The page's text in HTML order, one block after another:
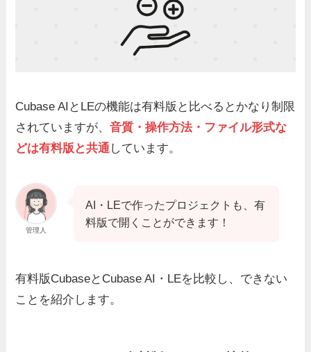
Cubase AIとLEの機能は有料版と比べるとかなり制限
されていますが、音質・操作方法・ファイル形式な
どは有料版と共通 しています。
管理人
AI・LEで作ったプロジェクトも、有
料版で開くことができます！
有料版CubaseとCubase AI・LEを比較し、できない
ことを紹介します。